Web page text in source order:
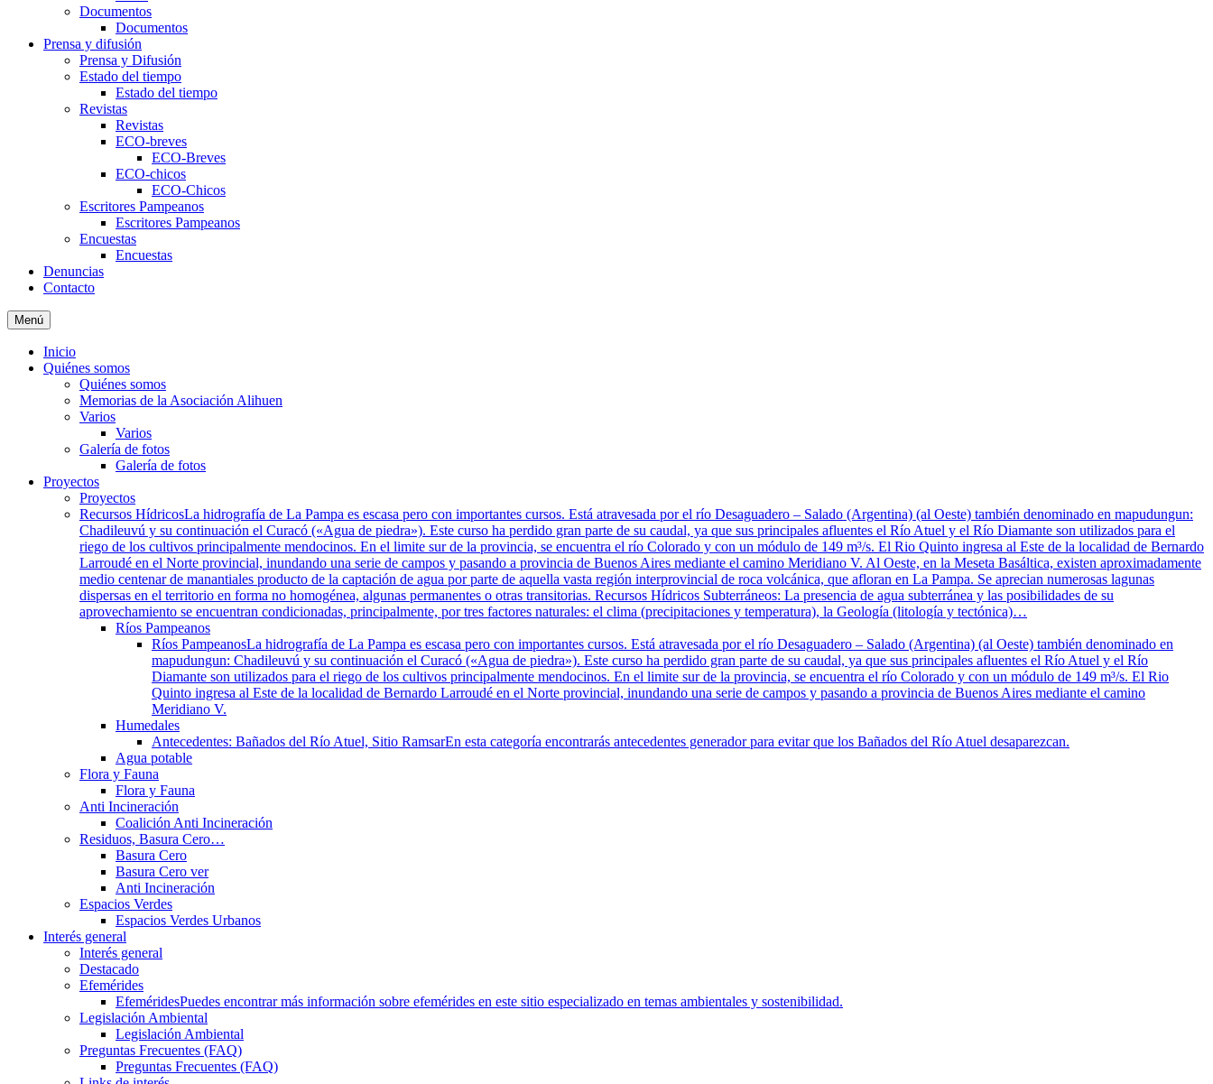
Documentos
Documentos
Prensa y difusión
Prensa y Difusión
Estado del tiempo
Estado del tiempo
Revistas
Revistas
ECO-breves
ECO-Breves
ECO-chicos
ECO-Chicos
Escritores Pampeanos
Escritores Pampeanos
Encuestas
Encuestas
Denuncias
Contacto
Menú
Inicio
Quiénes somos
Quiénes somos
Memorias de la Asociación Alihuen
Varios
Varios
Galería de fotos
Galería de fotos
Proyectos
Proyectos
Recursos HídricosLa hidrografía de La Pampa es escasa pero con importantes cursos. Está atravesada por el río Desaguadero – Salado (Argentina) (al Oeste) también denominado en mapudungun:
Chadileuvú y su continuación el Curacó («Agua de piedra»). Este curso ha perdido gran parte de su caudal, ya que sus principales afluentes el Río Atuel y el Río Diamante son utilizados para el
riego de los cultivos principalmente mendocinos. En el limite sur de la provincia, se encuentra el río Colorado y con un módulo de 149 m³/s. El Rio Quinto ingresa al Este de la localidad de Bernardo
Larroudé en el Norte provincial, inundando una serie de campos y pasando a provincia de Buenos Aires mediante el camino Meridiano V. Al Oeste, en la Meseta Basáltica, existen aproximadamente
medio centenar de manantiales producto de la captación de agua por parte de aquella vasta región interprovincial de roca volcánica, que afloran en La Pampa. Se aprecian numerosas lagunas
dispersas en el territorio en forma no homogénea, algunas permanentes o otras transitorias. Recursos Hídricos Subterráneos: La presencia de agua subterránea y las posibilidades de su
aprovechamiento se encuentran condicionadas, principalmente, por tres factores naturales: el clima (precipitaciones y temperatura), la Geología (litología y tectónica)…
Ríos Pampeanos
Ríos PampeanosLa hidrografía de La Pampa es escasa pero con importantes cursos. Está atravesada por el río Desaguadero – Salado (Argentina) (al Oeste) también denominado en
mapudungun: Chadileuvú y su continuación el Curacó («Agua de piedra»). Este curso ha perdido gran parte de su caudal, ya que sus principales afluentes el Río Atuel y el Río
Diamante son utilizados para el riego de los cultivos principalmente mendocinos. En el limite sur de la provincia, se encuentra el río Colorado y con un módulo de 149 m³/s. El Rio
Quinto ingresa al Este de la localidad de Bernardo Larroudé en el Norte provincial, inundando una serie de campos y pasando a provincia de Buenos Aires mediante el camino
Meridiano V.
Humedales
Antecedentes: Bañados del Río Atuel, Sitio RamsarEn esta categoría encontrarás antecedentes generador para evitar que los Bañados del Río Atuel desaparezcan.
Agua potable
Flora y Fauna
Flora y Fauna
Anti Incineración
Coalición Anti Incineración
Residuos, Basura Cero…
Basura Cero
Basura Cero ver
Anti Incineración
Espacios Verdes
Espacios Verdes Urbanos
Interés general
Interés general
Destacado
Efemérides
EfeméridesPuedes encontrar más información sobre efemérides en este sitio especializado en temas ambientales y sostenibilidad.
Legislación Ambiental
Legislación Ambiental
Preguntas Frecuentes (FAQ)
Preguntas Frecuentes (FAQ)